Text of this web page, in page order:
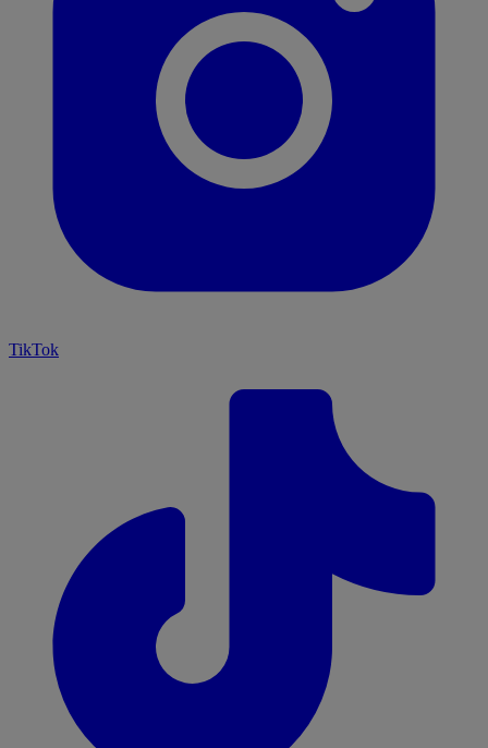
TikTok